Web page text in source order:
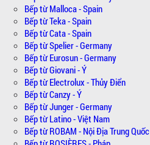
Bếp từ Malloca - Spain
Bếp từ Teka - Spain
Bếp từ Cata - Spain
Bếp từ Spelier - Germany
Bếp từ Eurosun - Germany
Bếp từ Giovani - Ý
Bếp từ Electrolux - Thủy Điển
Bếp từ Canzy - Ý
Bếp từ Junger - Germany
Bếp từ Latino - Việt Nam
Bếp từ ROBAM - Nội Địa Trung Quốc